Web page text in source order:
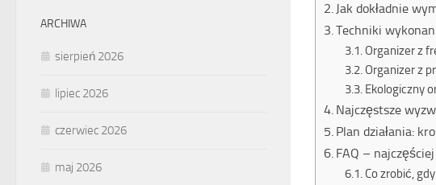
Jak dokładnie
Techniki
Organizer z
Organizer z
Ekologiczny
Najczęstsze
Plan działania:
FAQ –
Co zrobić,
ARCHIWA
sierpień 2026
lipiec 2026
czerwiec 2026
maj 2026